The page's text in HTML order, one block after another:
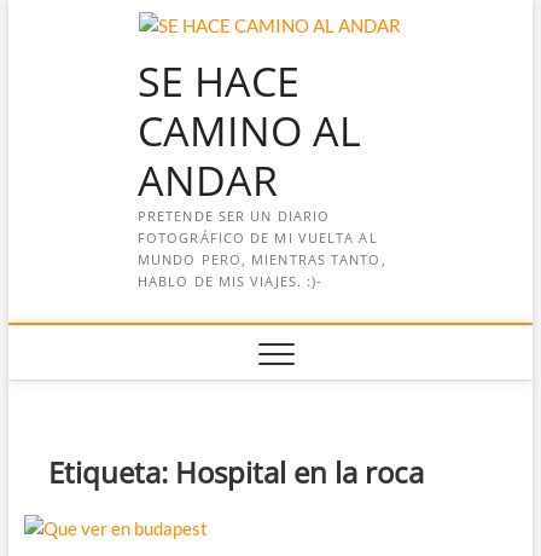
SE HACE
CAMINO AL
ANDAR
PRETENDE SER UN DIARIO
FOTOGRÁFICO DE MI VUELTA AL
MUNDO PERO, MIENTRAS TANTO,
HABLO DE MIS VIAJES. :)-
Etiqueta: Hospital en la roca